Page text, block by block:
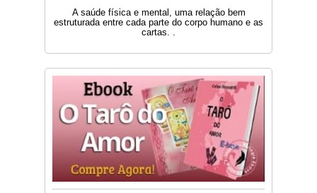
A saúde física e mental, uma relação bem
estruturada entre cada parte do corpo humano e as
cartas. .